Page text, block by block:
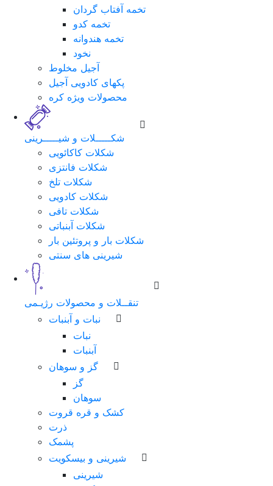
تخمه آفتاب گردان
تخمه کدو
تخمه هندوانه
نخود
آجیل مخلوط
پکهای کادویی آجیل
محصولات ویژه کره
شکـــــلات و شیـــــرینی
شکلات کاکائویی
شکلات فانتزی
شکلات تلخ
شکلات کادویی
شکلات تافی
شکلات آبنباتی
شکلات بار و پروتئین بار
شیرینی های سنتی
تنقــلات و محصولات رژیـمی
نبات و آبنبات
نبات
آبنبات
گز و سوهان
گز
سوهان
کشک و قره قروت
ذرت
پشمک
شیرینی و بیسکویت
شیرینی